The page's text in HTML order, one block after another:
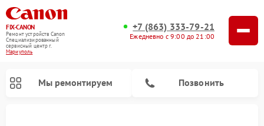
FIX-CANON
Ремонт устройств Canon
Специализированный
cервисный центр г.
Мариуполь
+7 (863) 333-79-21
Ежедневно с 9:00 до 21:00
Мы ремонтируем Позвонить